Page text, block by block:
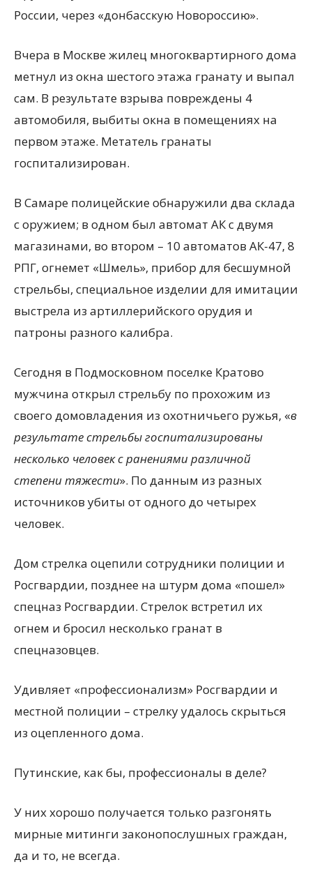
России, через «донбасскую Новороссию».
Вчера в Москве жилец многоквартирного дома
метнул из окна шестого этажа гранату и выпал
сам. В результате взрыва повреждены 4
автомобиля, выбиты окна в помещениях на
первом этаже. Метатель гранаты
госпитализирован.
В Самаре полицейские обнаружили два склада
с оружием; в одном был автомат АК с двумя
магазинами, во втором – 10 автоматов АК-47, 8
РПГ, огнемет «Шмель», прибор для бесшумной
стрельбы, специальное изделии для имитации
выстрела из артиллерийского орудия и
патроны разного калибра.
Сегодня в Подмосковном поселке Кратово
мужчина открыл стрельбу по прохожим из
своего домовладения из охотничьего ружья, «в
результате стрельбы госпитализированы
несколько человек с ранениями различной
степени тяжести». По данным из разных
источников убиты от одного до четырех
человек.
Дом стрелка оцепили сотрудники полиции и
Росгвардии, позднее на штурм дома «пошел»
спецназ Росгвардии. Стрелок встретил их
огнем и бросил несколько гранат в
спецназовцев.
Удивляет «профессионализм» Росгвардии и
местной полиции – стрелку удалось скрыться
из оцепленного дома.
Путинские, как бы, профессионалы в деле?
У них хорошо получается только разгонять
мирные митинги законопослушных граждан,
да и то, не всегда.